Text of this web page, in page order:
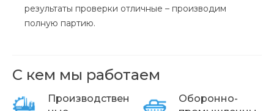
результаты проверки отличные – производим
полную партию.
С кем мы работаем
Производствен
Оборонно-